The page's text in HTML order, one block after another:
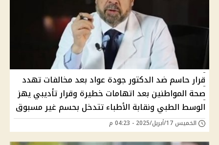
قرار حاسم ضد الدكتور جودة عواد بعد مخالفات تهدد
صحة المواطنين بعد اتهامات خطيرة وقرار تأديبي يهز
الوسط الطبي ونقابة الأطباء تتدخل بحسم غير مسبوق
الخميس 17/أبريل/2025 - 04:23 م